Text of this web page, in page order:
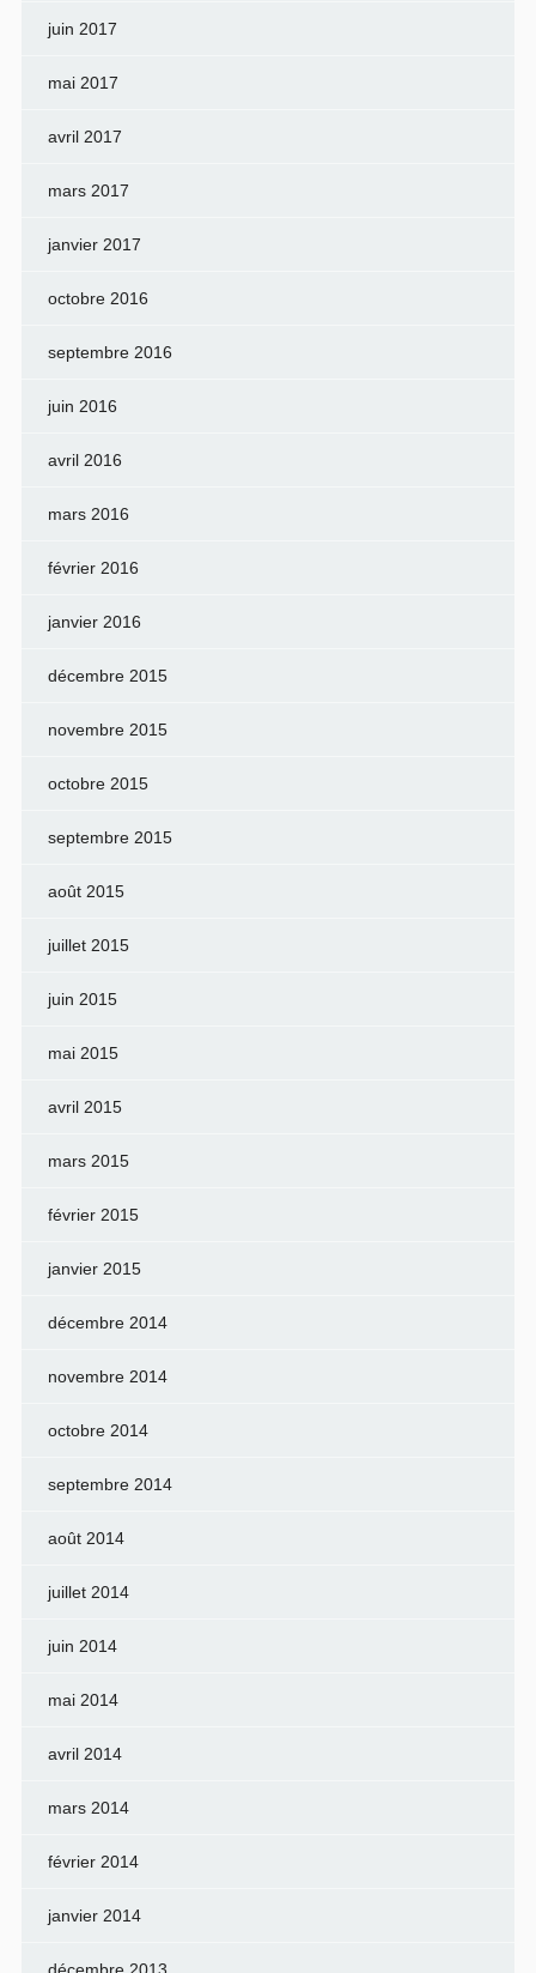
juin 2017
mai 2017
avril 2017
mars 2017
janvier 2017
octobre 2016
septembre 2016
juin 2016
avril 2016
mars 2016
février 2016
janvier 2016
décembre 2015
novembre 2015
octobre 2015
septembre 2015
août 2015
juillet 2015
juin 2015
mai 2015
avril 2015
mars 2015
février 2015
janvier 2015
décembre 2014
novembre 2014
octobre 2014
septembre 2014
août 2014
juillet 2014
juin 2014
mai 2014
avril 2014
mars 2014
février 2014
janvier 2014
décembre 2013